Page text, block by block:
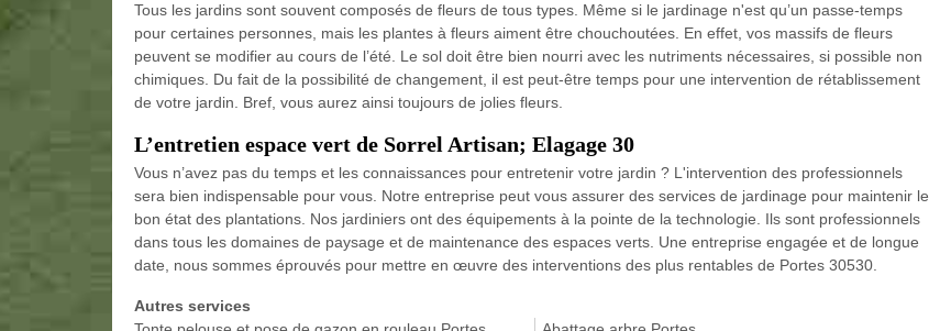
Tous les jardins sont souvent composés de fleurs de tous types. Même si le jardinage n'est qu’un passe-temps
pour certaines personnes, mais les plantes à fleurs aiment être chouchoutées. En effet, vos massifs de fleurs
peuvent se modifier au cours de l’été. Le sol doit être bien nourri avec les nutriments nécessaires, si possible non
chimiques. Du fait de la possibilité de changement, il est peut-être temps pour une intervention de rétablissement
de votre jardin. Bref, vous aurez ainsi toujours de jolies fleurs.
L’entretien espace vert de Sorrel Artisan; Elagage 30
Vous n’avez pas du temps et les connaissances pour entretenir votre jardin ? L'intervention des professionnels
sera bien indispensable pour vous. Notre entreprise peut vous assurer des services de jardinage pour maintenir le
bon état des plantations. Nos jardiniers ont des équipements à la pointe de la technologie. Ils sont professionnels
dans tous les domaines de paysage et de maintenance des espaces verts. Une entreprise engagée et de longue
date, nous sommes éprouvés pour mettre en œuvre des interventions des plus rentables de Portes 30530.
Autres services